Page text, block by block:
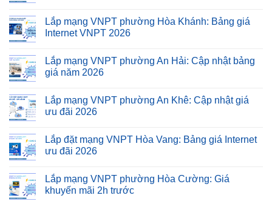
Lắp mạng VNPT phường Hòa Khánh: Bảng giá
Internet VNPT 2026
Lắp mạng VNPT phường An Hải: Cập nhật bảng
giá năm 2026
Lắp mạng VNPT phường An Khê: Cập nhật giá
ưu đãi 2026
Lắp đặt mạng VNPT Hòa Vang: Bảng giá Internet
ưu đãi 2026
Lắp mạng VNPT phường Hòa Cường: Giá
khuyến mãi 2h trước